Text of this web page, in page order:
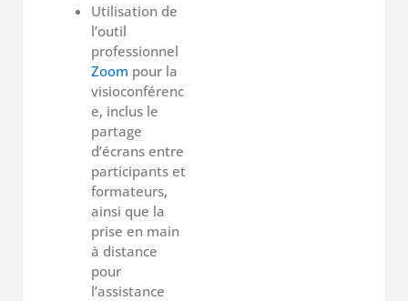
Utilisation de
l’outil
professionnel
Zoom pour la
visioconférenc
e, inclus le
partage
d’écrans entre
participants et
formateurs,
ainsi que la
prise en main
à distance
pour
l’assistance